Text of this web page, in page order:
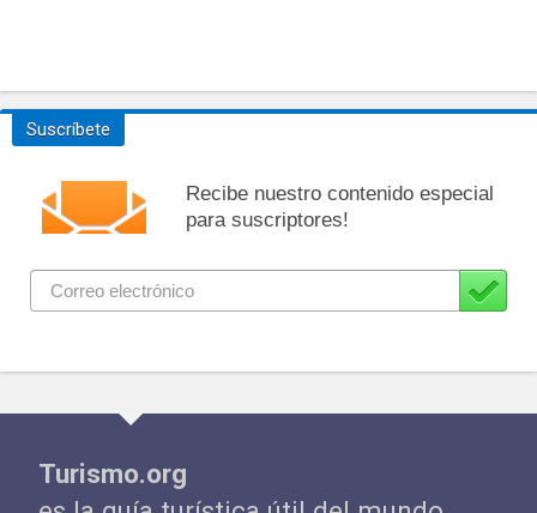
Suscríbete
Recibe nuestro contenido especial
para suscriptores!
Turismo.org